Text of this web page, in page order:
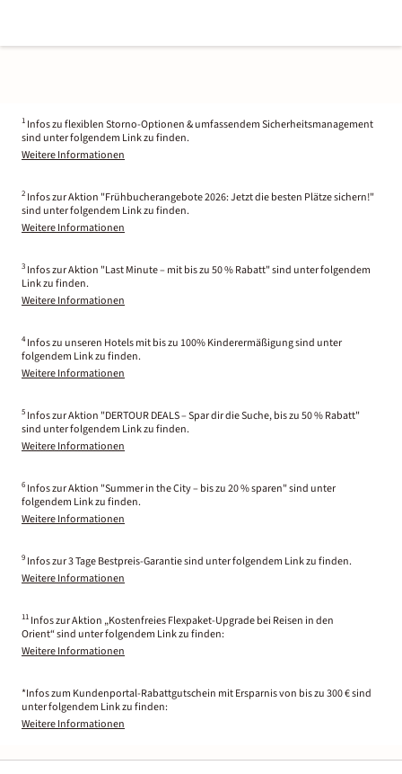
1 Infos zu flexiblen Storno-Optionen & umfassendem Sicherheitsmanagement
sind unter folgendem Link zu finden.
Weitere Informationen
2 Infos zur Aktion "Frühbucherangebote 2026: Jetzt die besten Plätze sichern!"
sind unter folgendem Link zu finden.
Weitere Informationen
3 Infos zur Aktion "Last Minute – mit bis zu 50 % Rabatt" sind unter folgendem
Link zu finden.
Weitere Informationen
4 Infos zu unseren Hotels mit bis zu 100% Kinderermäßigung sind unter
folgendem Link zu finden.
Weitere Informationen
5 Infos zur Aktion "DERTOUR DEALS – Spar dir die Suche, bis zu 50 % Rabatt"
sind unter folgendem Link zu finden.
Weitere Informationen
6 Infos zur Aktion "Summer in the City – bis zu 20 % sparen" sind unter
folgendem Link zu finden.
Weitere Informationen
9 Infos zur 3 Tage Bestpreis-Garantie sind unter folgendem Link zu finden.
Weitere Informationen
11 Infos zur Aktion „Kostenfreies Flexpaket-Upgrade bei Reisen in den
Orient“ sind unter folgendem Link zu finden:
Weitere Informationen
*Infos zum Kundenportal-Rabattgutschein mit Ersparnis von bis zu 300 € sind
unter folgendem Link zu finden:
Weitere Informationen